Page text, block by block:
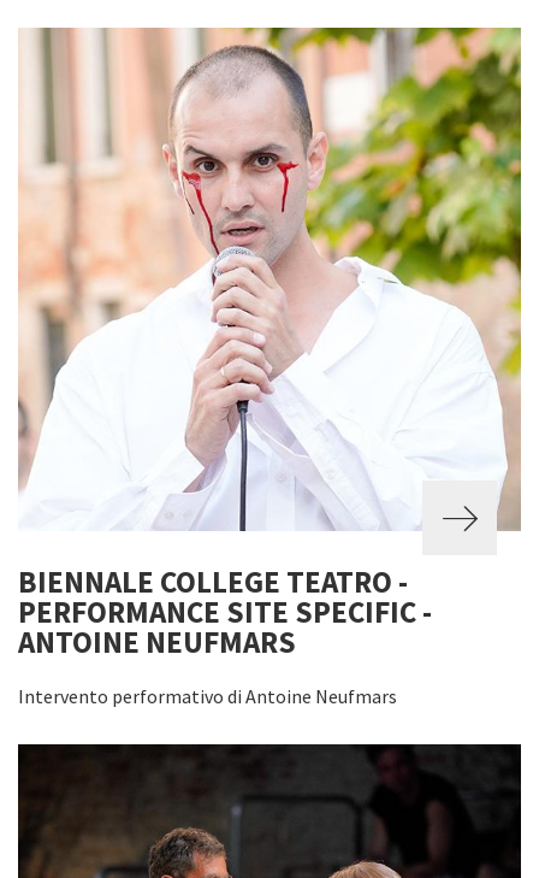
BIENNALE COLLEGE TEATRO -
PERFORMANCE SITE SPECIFIC -
ANTOINE NEUFMARS
Intervento performativo di Antoine Neufmars